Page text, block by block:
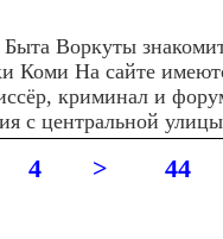
Воркуты
Коми На сайте
криминал и
с центральной
4 > 44